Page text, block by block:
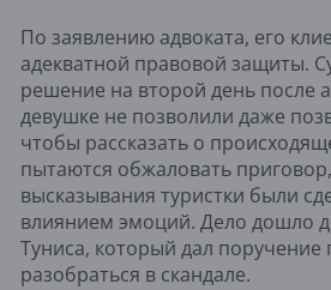
По заявлению адвоката, его
адекватной правовой защиты.
решение на второй день после
девушке не позволили даже
чтобы рассказать о
пытаются обжаловать
высказывания туристки были
влиянием эмоций. Дело дошло
Туниса, который дал поручение
разобраться в скандале.